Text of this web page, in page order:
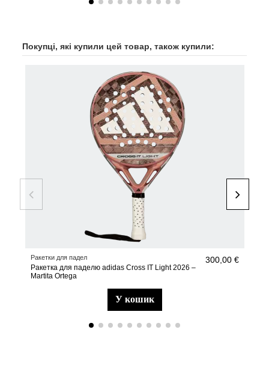
Покупці, які купили цей товар, також купили:
Ракетки для падел
Ракетка для паделю adidas Cross IT Light 2026 –
Martita Ortega
300,00 €
у кошик